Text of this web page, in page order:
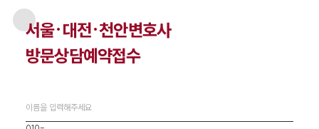
서울·대전·천안변호사
방문상담예약접수